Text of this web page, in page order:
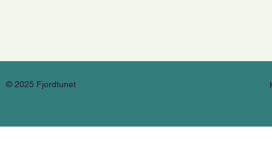
© 2025 Fjordtunet